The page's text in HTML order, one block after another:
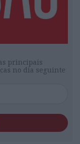
principais
no dia seguinte